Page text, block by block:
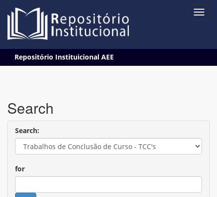
navigation
Repositório Instituicional AEE
Search
Search:
for